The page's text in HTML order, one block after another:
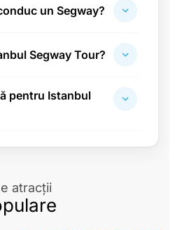
un Segway?
Segway Tour?
pentru Istanbul
atracții